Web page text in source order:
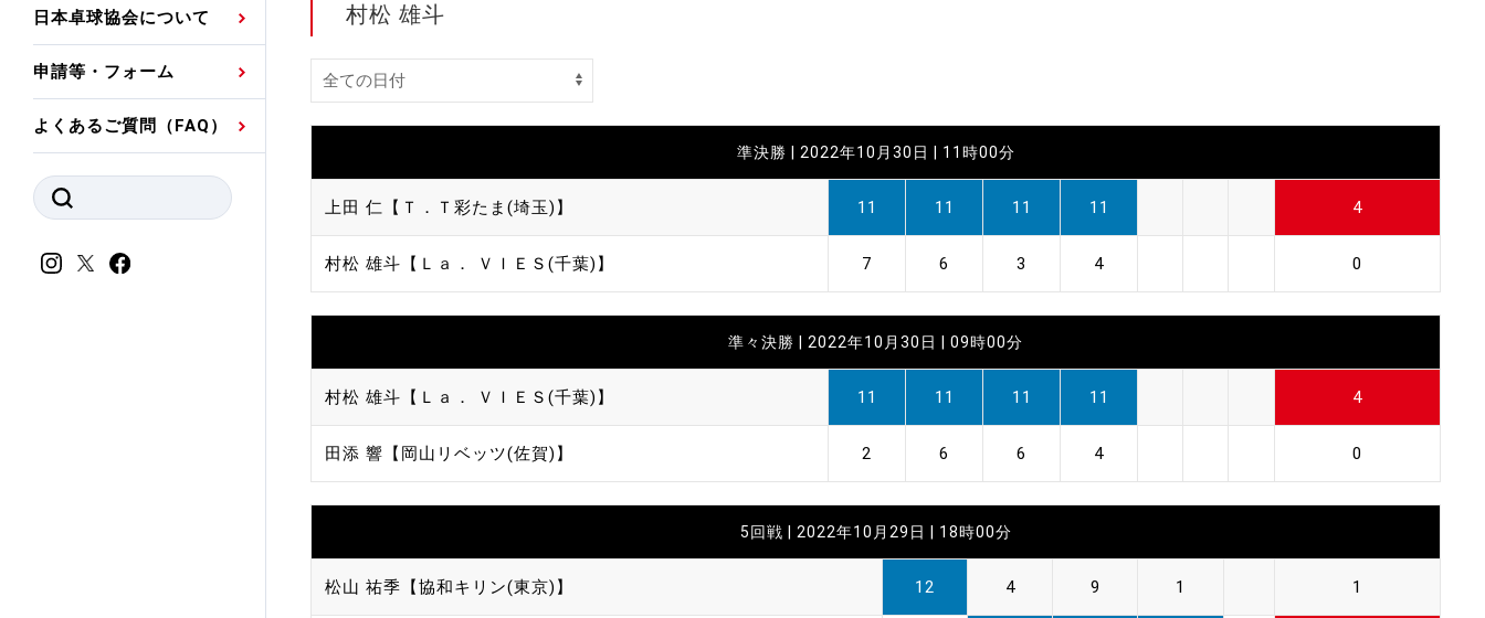
その他
公認メーカー一覧
委員会
競技者育成委員会
スポーツ医・科学委員会
アンチ・ドーピング委員
日本卓球協会について
ハンドブックデータ
事業計画・事業報告
JTTAスポーツ団体ガバナ
ンスコード
理事会報告
加盟団体一覧
加盟団体登録人数
申請等・フォーム
よくあるご質問（FAQ）
村松 雄斗
準決勝 | 2022年10月30日 | 11時00分
上田 仁【Ｔ．Ｔ彩たま(埼玉)】 11 11 11 11 4
村松 雄斗【Ｌａ． ＶＩＥＳ(千葉)】 7 6 3 4 0
準々決勝 | 2022年10月30日 | 09時00分
村松 雄斗【Ｌａ． ＶＩＥＳ(千葉)】 11 11 11 11 4
田添 響【岡山リベッツ(佐賀)】 2 6 6 4 0
5回戦 | 2022年10月29日 | 18時00分
松山 祐季【協和キリン(東京)】 12 4 9 1 1